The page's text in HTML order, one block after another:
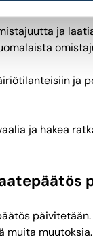
ja
ja
ja hakea
muita muutoksia.